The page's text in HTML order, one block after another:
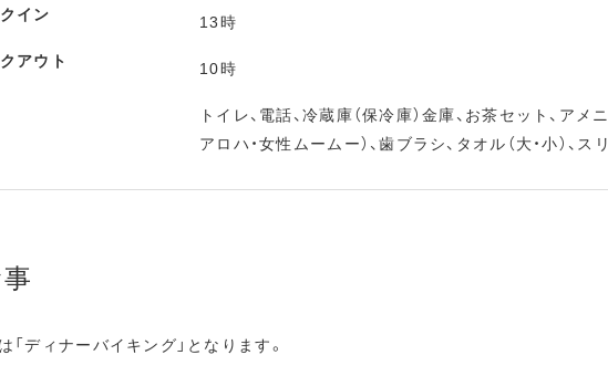
イン
13時
アウト
10時
トイレ、電話、冷蔵庫（保冷庫）金庫、お茶セット、アメ
アロハ・女性ムームー）、歯ブラシ、タオル（大・小）、ス
「ディナーバイキング」となります。